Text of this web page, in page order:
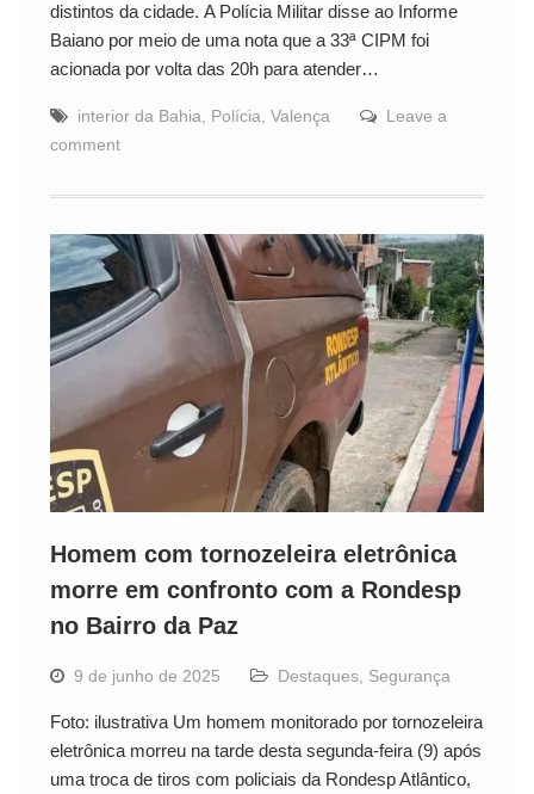
distintos da cidade. A Polícia Militar disse ao Informe
Baiano por meio de uma nota que a 33ª CIPM foi
acionada por volta das 20h para atender…
interior da Bahia Polícia Valença
Leave a
comment
Homem com tornozeleira eletrônica
morre em confronto com a Rondesp
no Bairro da Paz
9 de junho de 2025 Destaques, Segurança
Foto: ilustrativa Um homem monitorado por tornozeleira
eletrônica morreu na tarde desta segunda-feira (9) após
uma troca de tiros com policiais da Rondesp Atlântico,